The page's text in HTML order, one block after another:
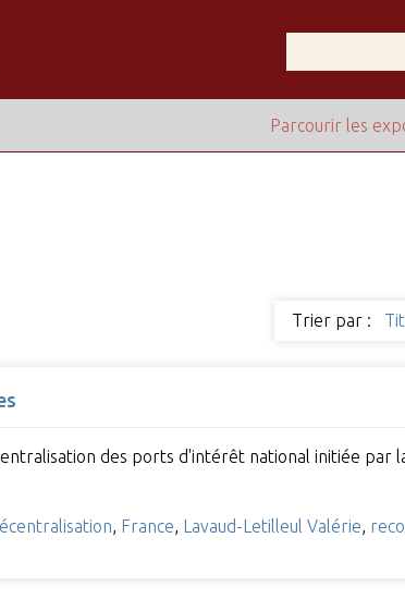
Parcourir les
Trier par :
des ports d'intérêt national initiée par
France Lavaud-Letilleul Valérie